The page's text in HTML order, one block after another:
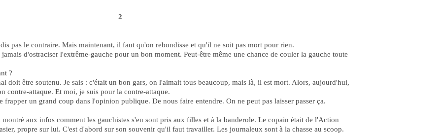
2
pas le contraire. Mais maintenant, il faut qu'on rebondisse et qu'il ne soit pas mort pour rien.
d'ostraciser l'extrême-gauche pour un bon moment. Peut-être même une chance de couler la gauche toute
?
doit être soutenu. Je sais : c'était un bon gars, on l'aimait tous beaucoup, mais là, il est mort. Alors, aujourd'hui,
contre-attaque. Et moi, je suis pour la contre-attaque.
un grand coup dans l'opinion publique. De nous faire entendre. On ne peut pas laisser passer ça.
aux infos comment les gauchistes s'en sont pris aux filles et à la banderole. Le copain était de l'Action
propre sur lui. C'est d'abord sur son souvenir qu'il faut travailler. Les journaleux sont à la chasse au scoop.